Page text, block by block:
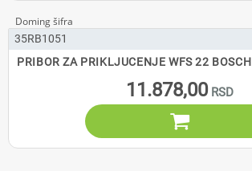
35RB1051
PRIBOR ZA PRIKLJUCENJE WFS 22 BOSCH
11.878,00
